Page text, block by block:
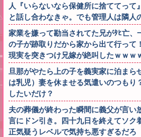
人『いらないなら保健所に捨ててっ
と話し合わなきゃ。でも管理人は隣
家業を嫌って勘当されてた兄がﾀﾋ亡、
の子が跡取りだから家から出て行っ
現実を突きつけ兄嫁が絶叫したｗｗｗ
旦那がやたら上の子を義実家に泊ま
は乳児）妻を休ませる気遣いのつもり
したいだけ？
夫の葬儀が終わった瞬間に義父が言い
言にドン引き。四十九日を終えてソク
正気疑うレベルで気持ち悪すぎるだろ